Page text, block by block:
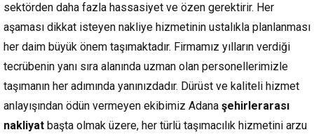
sektörden daha fazla hassasiyet ve özen gerektirir. Her
aşaması dikkat isteyen nakliye hizmetinin ustalıkla planlanması
her daim büyük önem taşımaktadır. Firmamız yılların verdiği
tecrübenin yanı sıra alanında uzman olan personellerimizle
taşımanın her adımında yanınızdadır. Dürüst ve kaliteli hizmet
anlayışından ödün vermeyen ekibimiz Adana şehirlerarası
nakliyat başta olmak üzere, her türlü taşımacılık hizmetini arzu